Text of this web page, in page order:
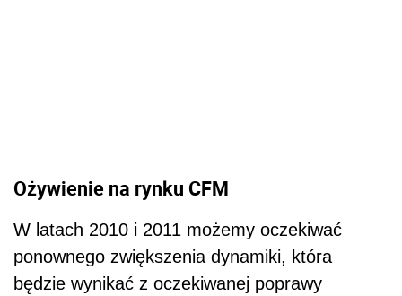
Ożywienie na rynku CFM
W latach 2010 i 2011 możemy oczekiwać
ponownego zwiększenia dynamiki, która
będzie wynikać z oczekiwanej poprawy